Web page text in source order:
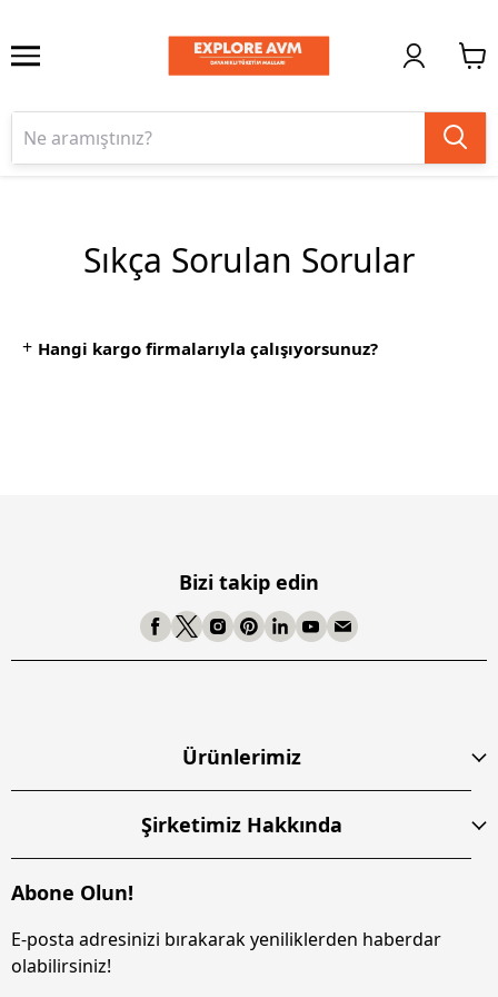
Sıkça Sorulan Sorular
+ Hangi kargo firmalarıyla çalışıyorsunuz?
Bizi takip edin
Ürünlerimiz
Şirketimiz Hakkında
Abone Olun!
E-posta adresinizi bırakarak yeniliklerden haberdar
olabilirsiniz!